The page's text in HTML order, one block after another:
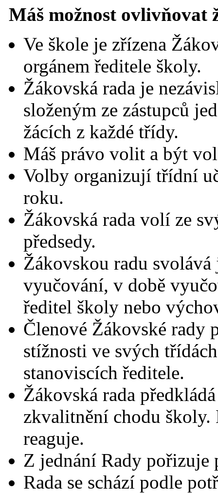
Máš možnost ovlivňovat
Ve škole je zřízena
orgánem ředitele školy.
Žákovská rada je
složeným ze zástupců
žácích z každé třídy.
Máš právo volit a být
Volby organizují třídní
roku.
Žákovská rada volí ze
předsedy.
Žákovskou radu
vyučování, v době
ředitel školy nebo
Členové Žákovské rady
stížnosti ve svých
stanoviscích ředitele.
Žákovská rada
zkvalitnění chodu
reaguje.
Z jednání Rady pořizuje
Rada se schází podle